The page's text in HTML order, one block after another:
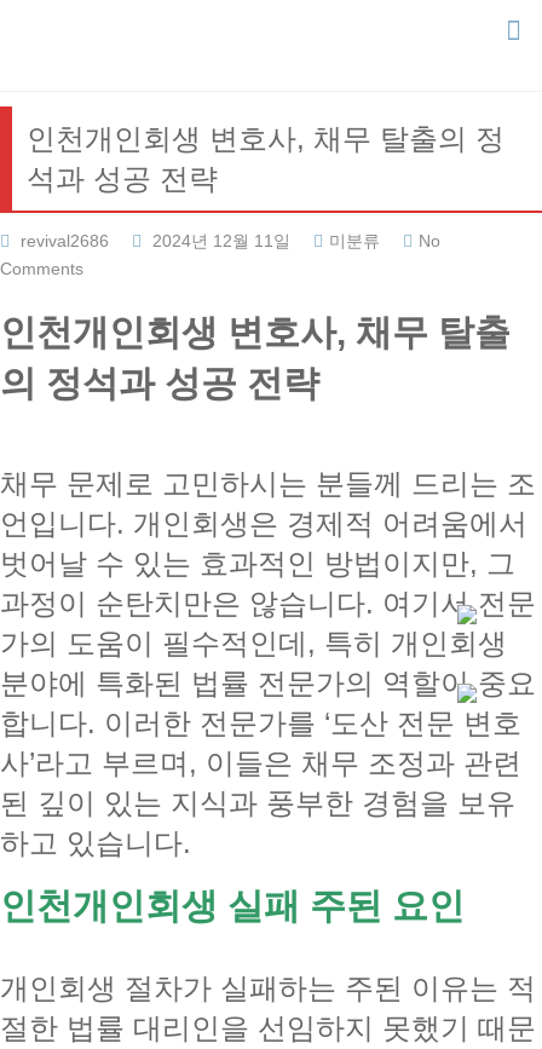
인천개인회생 변호사, 채무 탈출의 정
석과 성공 전략
revival2686 2024년 12월 11일 미분류
No
Comments
인천개인회생 변호사, 채무 탈출
의 정석과 성공 전략
채무 문제로 고민하시는 분들께 드리는 조
언입니다. 개인회생은 경제적 어려움에서
벗어날 수 있는 효과적인 방법이지만, 그
과정이 순탄치만은 않습니다. 여기서 전문
가의 도움이 필수적인데, 특히 개인회생
분야에 특화된 법률 전문가의 역할이 중요
합니다. 이러한 전문가를 ‘도산 전문 변호
사’라고 부르며, 이들은 채무 조정과 관련
된 깊이 있는 지식과 풍부한 경험을 보유
하고 있습니다.
인천개인회생 실패 주된 요인
개인회생 절차가 실패하는 주된 이유는 적
절한 법률 대리인을 선임하지 못했기 때문